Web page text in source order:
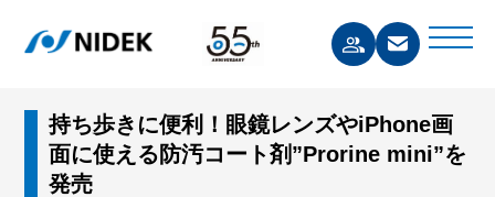
持ち歩きに便利！眼鏡レンズやiPhone画
面に使える防汚コート剤”Prorine mini”を
発売